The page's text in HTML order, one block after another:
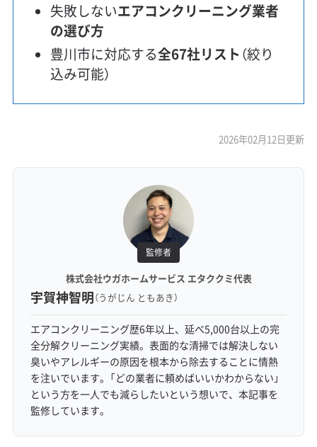
失敗しないエアコンクリーニング業者
の選び方
豊川市に対応する全67社リスト （絞り
込み可能）
2026年02月12日更新
監修者
株式会社ウガホームサービス エタククミ代表
宇賀神智明（うがじん ともあき）
エアコンクリーニング歴6年以上、延べ5,000台以上の完
全分解クリーニング実績。表面的な清掃では解決しない
臭いやアレルギーの原因を根本から除去することに情熱
を注いでいます。「どの業者に頼めばいいかわからない」
という方を一人でも減らしたいという想いで、本記事を
監修しています。